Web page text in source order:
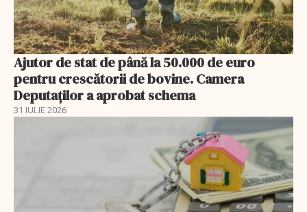
Ajutor de stat de până la 50.000 de euro
pentru crescătorii de bovine. Camera
Deputaților a aprobat schema
31 IULIE 2026